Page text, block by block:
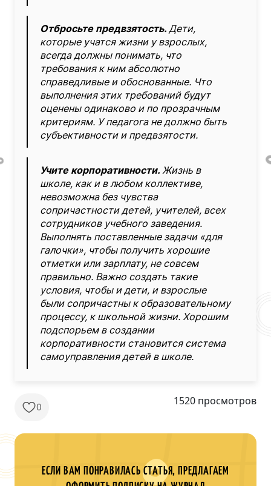
Отбросьте предвзятость. Дети,
которые учатся жизни у взрослых,
всегда должны понимать, что
требования к ним абсолютно
справедливые и обоснованные. Что
выполнения этих требований будут
оценены одинаково и по прозрачным
критериям. У педагога не должно быть
субъективности и предвзятости.
Учите корпоративности. Жизнь в
школе, как и в любом коллективе,
невозможна без чувства
сопричастности детей, учителей, всех
сотрудников учебного заведения.
Выполнять поставленные задачи «для
галочки», чтобы получить хорошие
отметки или зарплату, не совсем
правильно. Важно создать такие
условия, чтобы и дети, и взрослые
были сопричастны к образовательному
процессу, к школьной жизни. Хорошим
подспорьем в создании
корпоративности становится система
самоуправления детей в школе.
0 1520 просмотров
ЕСЛИ ВАМ ПОНРАВИЛАСЬ СТАТЬЯ, ПРЕДЛАГАЕМ